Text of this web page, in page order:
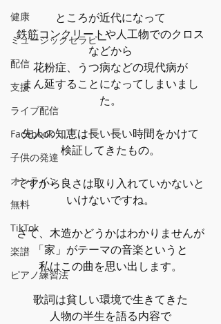
健康
ミュージックセラピー
配信
支援
ライブ配信
Facebook
子供の発達
オンライン
無料
TikTok
楽譜
ピアノ練習法
ところが近代になって
鉄筋コンクリートや人工物でのクロス
などから
花粉症、うつ病などの現代病が
まん延することになってしまいまし
た。
先人の知恵は長い長い時間をかけて
検証してきたもの。
ですから良さは取り入れていかないと
いけないですね。
さて、木造かどうかはわかりませんが
「家」がテーマの音楽というと
私はこの曲を思い出します。
歌詞は貧しい環境で生きてきた
人物の半生を語る内容で